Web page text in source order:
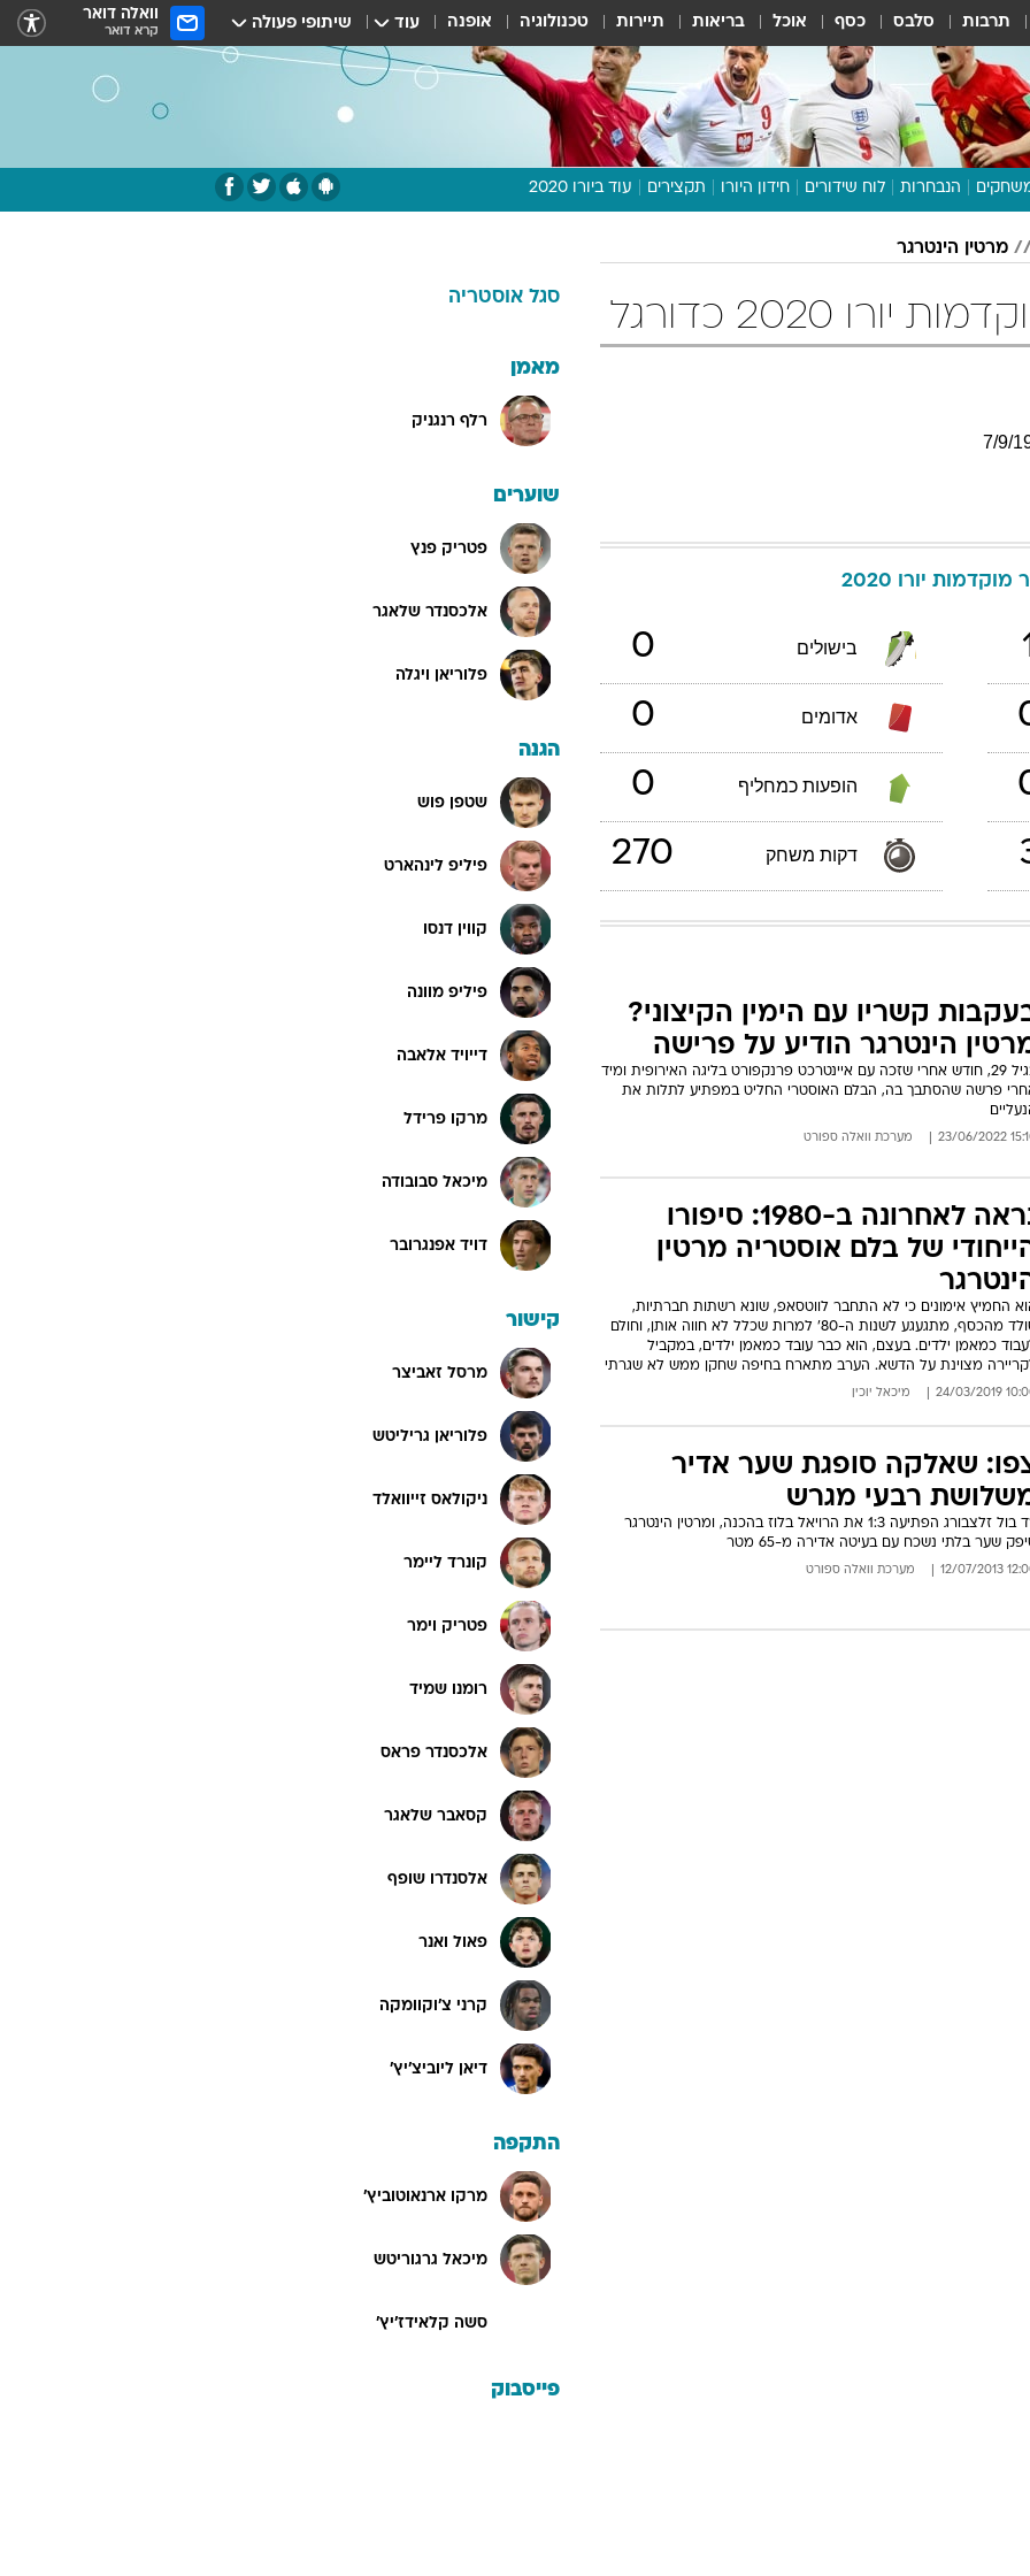
תרבות סלבס כסף אוכל בריאות תיירות טכנולוגיה אופנה עוד שיתופי פעולה וואלה דואר
קרא דואר
הנבחרות לוח שידורים חידון היורו תקצירים עוד ביורו 2020
תכנית היורו
לוח תוצאות
מגזין
דעות ופרשנויות
מרטין הינטרגר
2020 כדורגל
7/9/
מוקדמות יורו 2020
בישולים
0
אדומים
0
הופעות כמחליף
0
דקות משחק 270
קשריו עם הימין הקיצוני?
הינטרגר הודיע על פרישה
בגיל 29, חודש אחרי שזכה עם איינטרכט פרנקפורט בליגה האירופית ומיד
פרשה שהסתבך בה, הבלם האוסטרי החליט במפתיע לתלות את
15:10 23/ מערכת וואלה ספורט
נראה לאחרונה ב-1980: סיפורו
של בלם אוסטריה מרטין
החמיץ אימונים כי לא התחבר לווטסאפ, שונא רשתות חברתיות,
סולד מהכסף, מתגעגע לשנות ה-80' למרות שכלל לא חווה אותן, וחולם
כמאמן ילדים. בעצם, הוא כבר עובד כמאמן ילדים, במקביל
מצוינת על הדשא. הערב מתארח בחיפה שחקן ממש לא שגרתי
10:00 24/03/ מיכאל יוכין
שאלקה סופגת שער אדיר
רבעי מגרש
רד בול זלצבורג הפתיעה 1:3 את הרויאל בלוז בהכנה, ומרטין הינטרגר
שער בלתי נשכח עם בעיטה אדירה מ-65 מטר
12:00 12/07/ מערכת וואלה ספורט
סגל אוסטריה
מאמן
רלף רנגניק
שוערים
פטריק פנץ
אלכסנדר שלאגר
פלוריאן ויגלה
הגנה
שטפן פוש
פיליפ לינהארט
קווין דנסו
פיליפ מוונה
דייויד אלאבה
מרקו פרידל
מיכאל סבובודה
דויד אפנגרובר
קישור
מרסל זאביצר
פלוריאן גריליטש
ניקולאס זייוואלד
קונרד ליימר
פטריק וימר
רומנו שמיד
אלכסנדר פראס
קסאבר שלאגר
אלסנדרו שופף
פאול ואנר
קרני צ'וקוומקה
דיאן ליוביצ'יץ'
התקפה
מרקו ארנאוטוביץ'
מיכאל גרגוריטש
סשה קלאידז'יץ'
פייסבוק